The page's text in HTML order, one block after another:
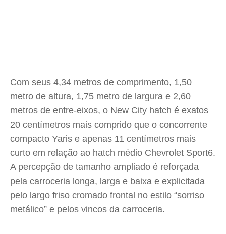
Com seus 4,34 metros de comprimento, 1,50
metro de altura, 1,75 metro de largura e 2,60
metros de entre-eixos, o New City hatch é exatos
20 centímetros mais comprido que o concorrente
compacto Yaris e apenas 11 centímetros mais
curto em relação ao hatch médio Chevrolet Sport6.
A percepção de tamanho ampliado é reforçada
pela carroceria longa, larga e baixa e explicitada
pelo largo friso cromado frontal no estilo “sorriso
metálico” e pelos vincos da carroceria.